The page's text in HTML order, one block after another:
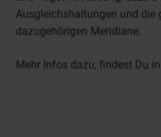
Ausgleichshaltungen und die
dazugehörigen Meridiane.
Mehr Infos dazu, findest Du